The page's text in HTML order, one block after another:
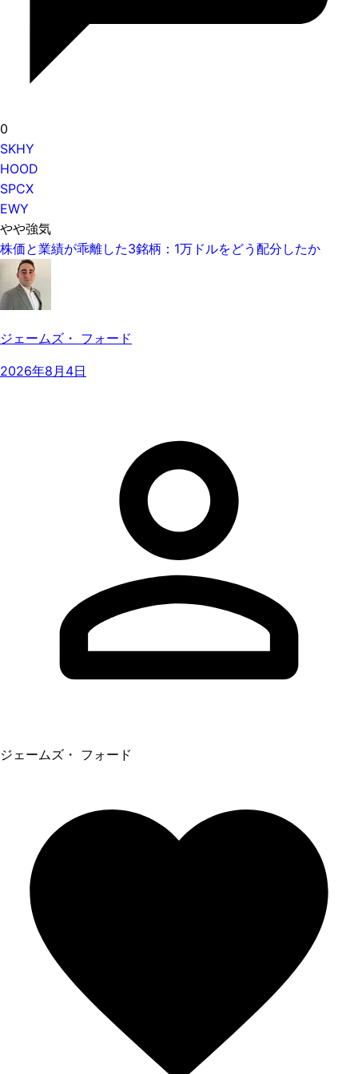
0
SKHY
HOOD
SPCX
EWY
やや強気
株価と業績が乖離した3銘柄：1万ドルをどう配分したか
ジェームズ・ フォード
2026年8月4日
ジェームズ・ フォード